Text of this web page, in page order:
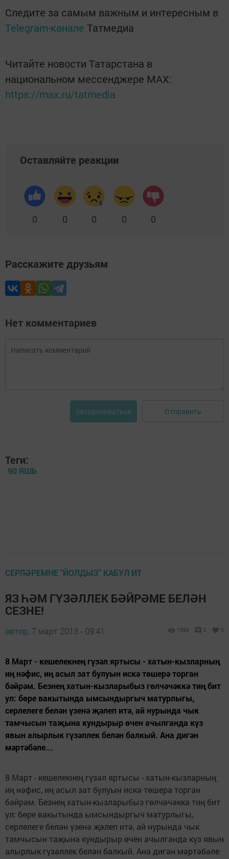
Следите за самым важным и интересным в
Telegram-канале Татмедиа
Читайте новости Татарстана в
национальном мессенджере MАХ:
https://max.ru/tatmedia
Оставляйте реакции
0 0 0 0 0
Расскажите друзьям
Нет комментариев
Авторизоваться Отправить
Теги:
90 ЯШЬ
СЕРЛӘРЕМНЕ "ЙОЛДЫЗ" КАБУЛ ИТ
ЯЗ ҺӘМ ГҮЗӘЛЛЕК БӘЙРӘМЕ БЕЛӘН
СЕЗНЕ!
автор, 7 март 2013 - 09:41 1093 0 0
8 Март - кешелекнең гүзәл яртысы - хатын-кызларның
иң нәфис, иң асыл зат булуын искә төшерә торган
бәйрәм. Безнең хатын-кызларыбыз гөлчәчәккә тиң бит
ул: бөре вакытында ымсындыргыч матурлыгы,
серлелеге белән үзенә җәлеп итә, ай нурында чык
тамчысын таҗына кундырыр өчен ачылганда күз
явын алырлык гүзәллек белән балкый. Ана дигән
мәртәбәле...
8 Март - кешелекнең гүзәл яртысы - хатын-кызларның
иң нәфис, иң асыл зат булуын искә төшерә торган
бәйрәм. Безнең хатын-кызларыбыз гөлчәчәккә тиң бит
ул: бөре вакытында ымсындыргыч матурлыгы,
серлелеге белән үзенә җәлеп итә, ай нурында чык
тамчысын таҗына кундырыр өчен ачылганда күз явын
алырлык гүзәллек белән балкый. Ана дигән мәртәбәле